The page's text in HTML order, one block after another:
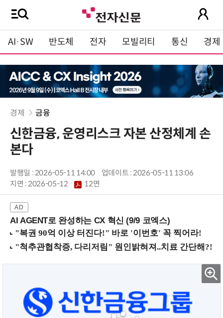
AI·SW 반도체 전자 모빌리티 통신 경제
경제 금융
신한금융, 운영리스크 자본 산정체계 손
본다
발행일 : 2026-05-11 14:00
업데이트 : 2026-05-11 13:06
지면 :2026-05-12 12면
AI AGENT로 완성하는 CX 혁신 (9/9 코엑스)